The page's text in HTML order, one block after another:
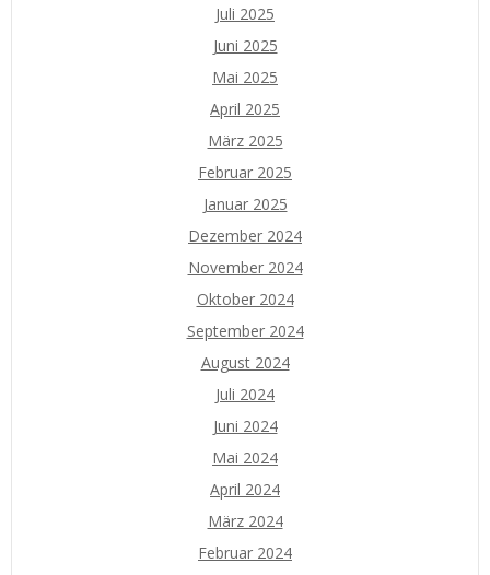
Juli 2025
Juni 2025
Mai 2025
April 2025
März 2025
Februar 2025
Januar 2025
Dezember 2024
November 2024
Oktober 2024
September 2024
August 2024
Juli 2024
Juni 2024
Mai 2024
April 2024
März 2024
Februar 2024